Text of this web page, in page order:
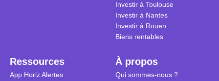
Investir à Toulouse
Investir à Nantes
Investir à Rouen
Biens rentables
Ressources
App Horiz Alertes
À propos
Qui sommes-nous ?